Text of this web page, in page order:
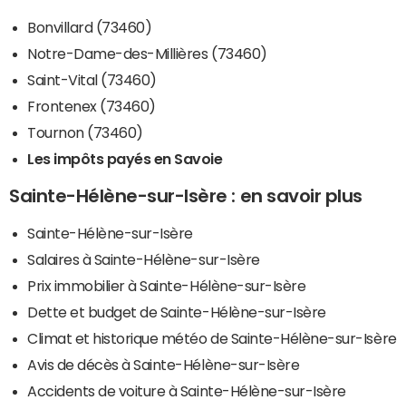
Bonvillard (73460)
Notre-Dame-des-Millières (73460)
Saint-Vital (73460)
Frontenex (73460)
Tournon (73460)
Les impôts payés en Savoie
Sainte-Hélène-sur-Isère : en savoir plus
Sainte-Hélène-sur-Isère
Salaires à Sainte-Hélène-sur-Isère
Prix immobilier à Sainte-Hélène-sur-Isère
Dette et budget de Sainte-Hélène-sur-Isère
Climat et historique météo de Sainte-Hélène-sur-Isère
Avis de décès à Sainte-Hélène-sur-Isère
Accidents de voiture à Sainte-Hélène-sur-Isère